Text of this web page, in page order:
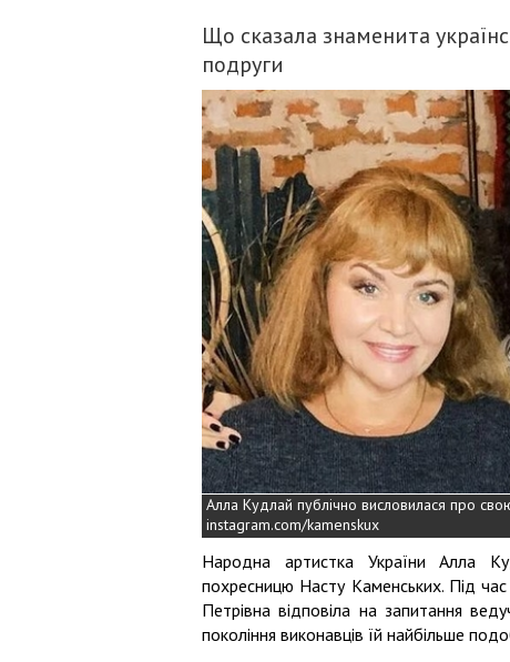
Що сказала знаменита
подруги
Алла Кудлай публічно висловилася про
instagram.com/kamenskux
Народна артистка України Алла
похресницю Насту Каменських. Під
Петрівна відповіла на запитання
покоління виконавців їй найбільше